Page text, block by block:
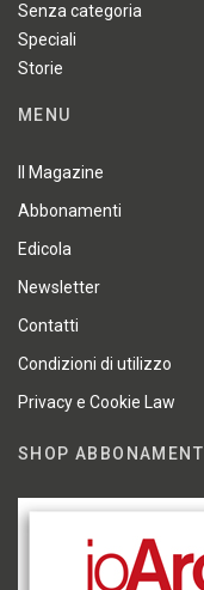
Senza categoria
Speciali
Storie
MENU
Il Magazine
Abbonamenti
Edicola
Newsletter
Contatti
Condizioni di utilizzo
Privacy e Cookie Law
SHOP ABBONAMENTI